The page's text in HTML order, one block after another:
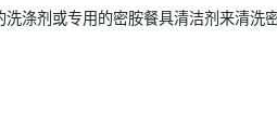
涤剂或专用的密胺餐具清洁剂来清洗